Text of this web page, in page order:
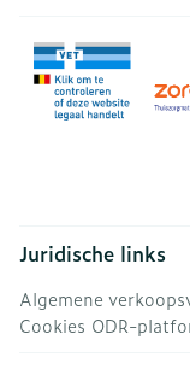
Juridische links
Algemene
Cookies ODR-